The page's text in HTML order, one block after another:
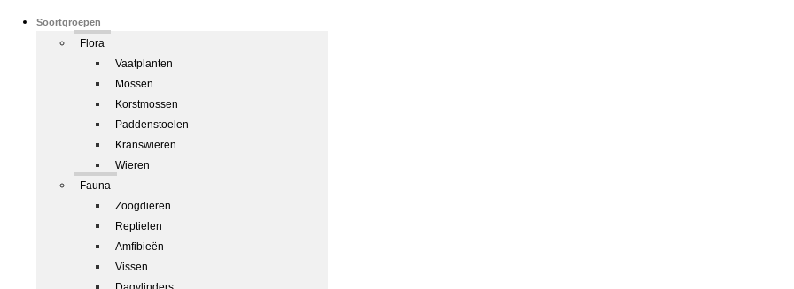
Soortgroepen
Flora
Vaatplanten
Mossen
Korstmossen
Paddenstoelen
Kranswieren
Wieren
Fauna
Zoogdieren
Reptielen
Amfibieën
Vissen